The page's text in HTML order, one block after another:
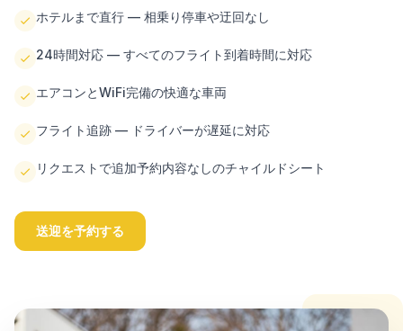
ホテルまで直行 — 相乗り停車や迂回なし
24時間対応 — すべてのフライト到着時間に対応
エアコンとWiFi完備の快適な車両
フライト追跡 — ドライバーが遅延に対応
リクエストで追加予約内容なしのチャイルドシート
送迎を予約する